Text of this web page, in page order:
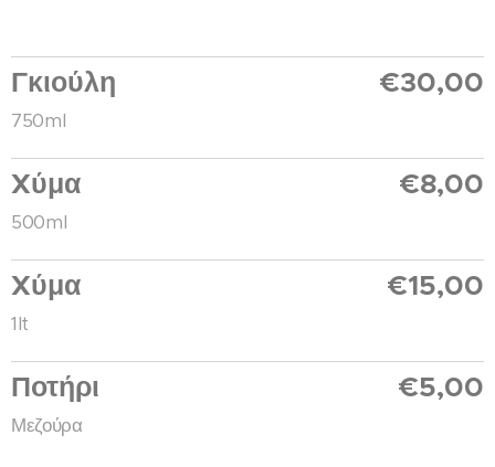
Γκιούλη
750ml
€30,00
Xύμα
500ml
€8,00
Xύμα
1lt
€15,00
Ποτήρι
Μεζούρα
€5,00